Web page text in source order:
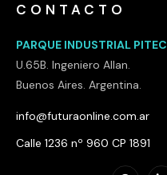
CONTACTO
PARQUE INDUSTRIAL PITEC
U.65B. Ingeniero Allan.
Buenos Aires. Argentina.
info@futuraonline.com.ar
Calle 1236 nº 960 CP 1891